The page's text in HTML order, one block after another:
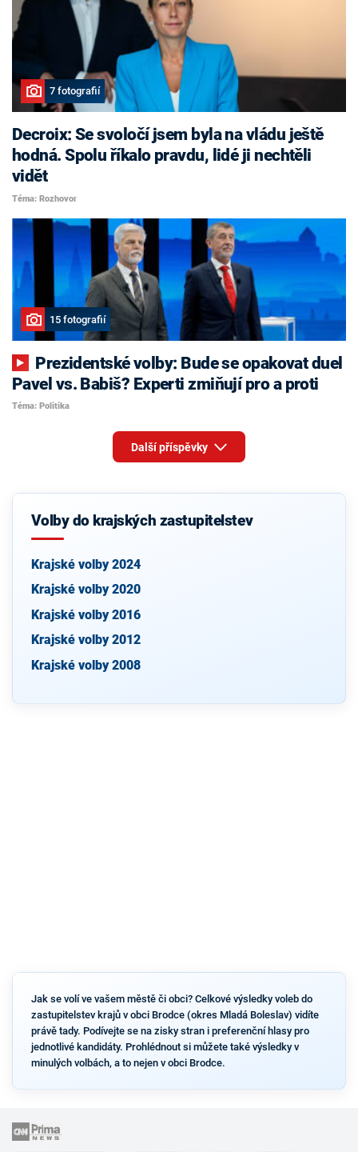
7 fotografií
Decroix: Se svoločí jsem byla na vládu ještě
hodná. Spolu říkalo pravdu, lidé ji nechtěli
vidět
Téma: Rozhovor
15 fotografií
Pavel vs. Babiš? Experti zmiňují pro a proti
Téma: Politika
Další příspěvky
Volby do krajských zastupitelstev
Krajské volby 2024
Krajské volby 2020
Krajské volby 2016
Krajské volby 2012
Krajské volby 2008
Jak se volí ve vašem městě či obci? Celkové výsledky voleb do
zastupitelstev krajů v obci Brodce (okres Mladá Boleslav) vidíte
právě tady. Podívejte se na zisky stran i preferenční hlasy pro
jednotlivé kandidáty. Prohlédnout si můžete také výsledky v
minulých volbách, a to nejen v obci Brodce.